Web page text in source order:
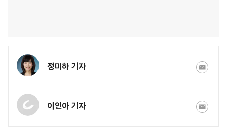
정미하 기자
이인아 기자